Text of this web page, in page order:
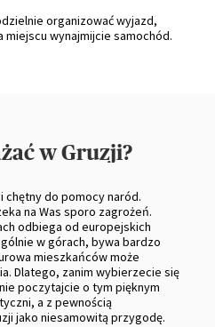
organizować wyjazd,
wynajmijcie samochód.
w Gruzji?
chętny do pomocy naród.
na Was sporo zagrożeń.
odbiega od europejskich
w górach, bywa bardzo
mieszkańców może
Dlatego, zanim wybierzecie się
poczytajcie o tym pięknym
a z pewnością
jako niesamowitą przygodę.